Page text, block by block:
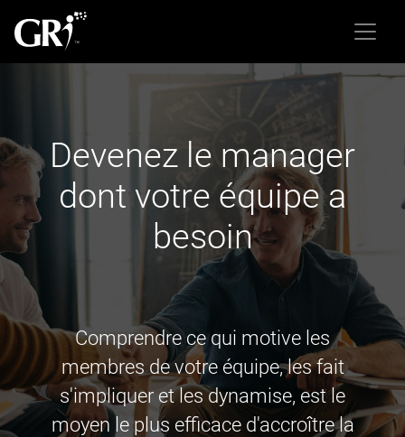
Devenez le manager
dont votre équipe a
besoin
Comprendre ce qui motive les
membres de votre équipe, les fait
s'impliquer et les dynamise, est le
moyen le plus efficace d'accroître la